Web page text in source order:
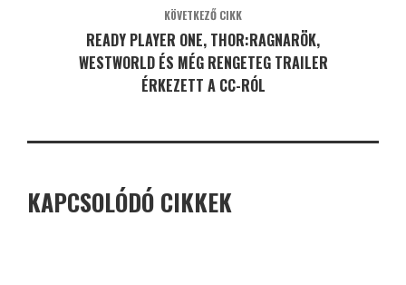
KÖVETKEZŐ CIKK
READY PLAYER ONE, THOR:RAGNARÖK,
WESTWORLD ÉS MÉG RENGETEG TRAILER
ÉRKEZETT A CC-RÓL
KAPCSOLÓDÓ CIKKEK